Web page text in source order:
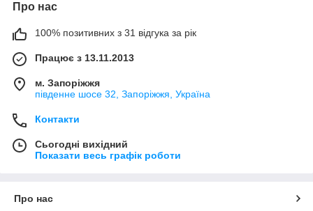
Про нас
100% позитивних з 31 відгука за рік
Працює з 13.11.2013
м. Запоріжжя
південне шосе 32, Запоріжжя, Україна
Контакти
Сьогодні вихідний
Показати весь графік роботи
Про нас